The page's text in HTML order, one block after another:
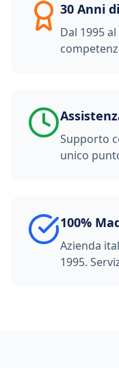
30 Anni
Dal 1995
Supporto
unico
100%
Azienda
1995.